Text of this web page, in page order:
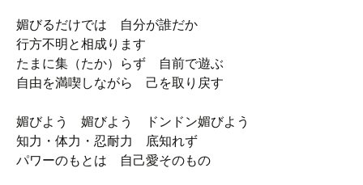
媚びるだけでは 自分が誰だか
行方不明と相成ります
たまに集（たか）らず 自前で遊ぶ
自由を満喫しながら 己を取り戻す
媚びよう 媚びよう ドンドン媚びよう
知力・体力・忍耐力 底知れず
パワーのもとは 自己愛そのもの